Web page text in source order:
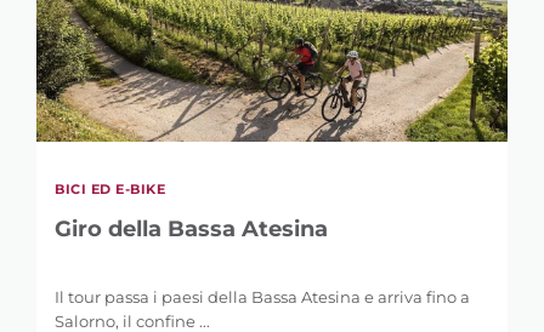
BICI ED E-BIKE
Giro della Bassa Atesina
Il tour passa i paesi della Bassa Atesina e arriva fino a
Salorno, il confine ...